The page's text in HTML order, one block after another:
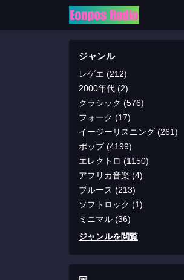
ジャンル
レゲエ (212)
2000年代 (2)
クラシック (576)
フォーク (17)
イージーリスニング (261)
ポップ (4199)
エレクトロ (1150)
アフリカ音楽 (4)
ブルース (213)
ソフトロック (1)
ミニマル (36)
ジャンルを閲覧